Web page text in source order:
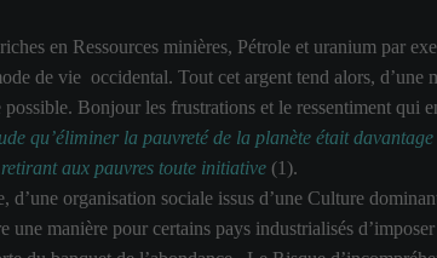
en Ressources minières, Pétrole et uranium par
de vie occidental. Tout cet argent tend alors, d’une
Bonjour les frustrations et le ressentiment qui
qu’éliminer la pauvreté de la planète était
aux pauvres toute initiative (1).
organisation sociale issus d’une Culture
une manière pour certains pays industrialisés